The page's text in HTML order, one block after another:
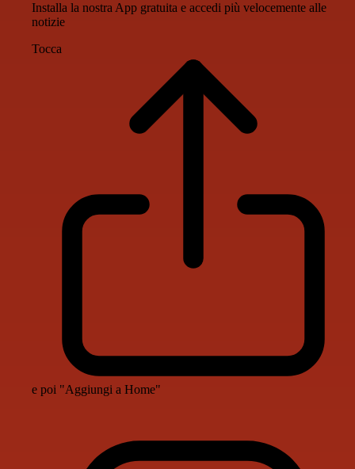
Installa la nostra App gratuita e accedi più velocemente alle
notizie
Tocca
e poi "Aggiungi a Home"